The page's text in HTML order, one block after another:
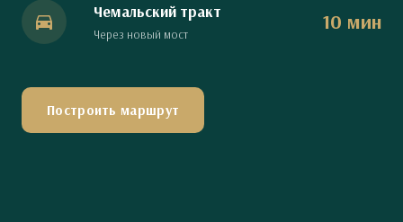
Чемальский тракт
Через новый мост 10 мин
Построить маршрут